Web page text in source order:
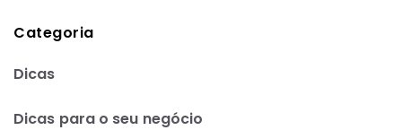
Categoria
Dicas
Dicas para o seu negócio